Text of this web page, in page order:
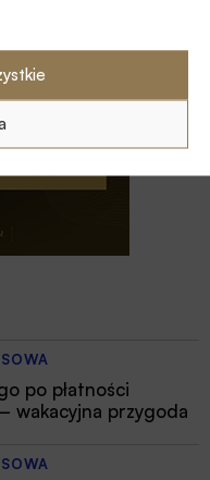
po płatności
wakacyjna przygoda